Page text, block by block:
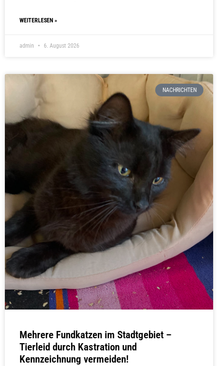
WEITERLESEN »
admin 6. August 2026
NACHRICHTEN
Mehrere Fundkatzen im Stadtgebiet –
Tierleid durch Kastration und
Kennzeichnung vermeiden!